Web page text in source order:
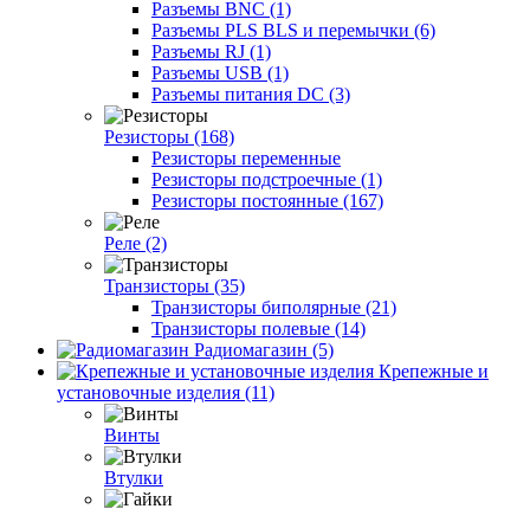
Разъемы BNC (1)
Разъемы PLS BLS и перемычки (6)
Разъемы RJ (1)
Разъемы USB (1)
Разъемы питания DC (3)
Резисторы (168)
Резисторы переменные
Резисторы подстроечные (1)
Резисторы постоянные (167)
Реле (2)
Транзисторы (35)
Транзисторы биполярные (21)
Транзисторы полевые (14)
Радиомагазин (5)
Крепежные и
установочные изделия (11)
Винты
Втулки